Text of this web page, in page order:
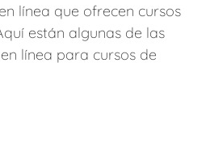
línea que ofrecen cursos
están algunas de las
línea para cursos de